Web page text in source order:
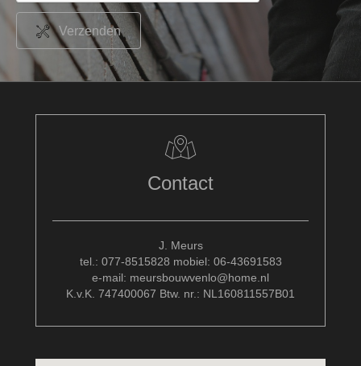
Verzenden
Contact
J. Meurs
tel.: 077-8515828 mobiel: 06-43691583
e-mail: meursbouwvenlo@home.nl
K.v.K. 747400067 Btw. nr.: NL160811557B01